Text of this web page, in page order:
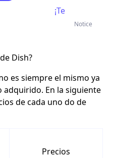
¡Te
Notice
Dish?
es siempre el mismo ya
adquirido. En la siguiente
de cada uno do de
Precios